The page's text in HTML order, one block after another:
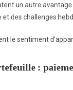
un autre
des challenges
le sentiment
: